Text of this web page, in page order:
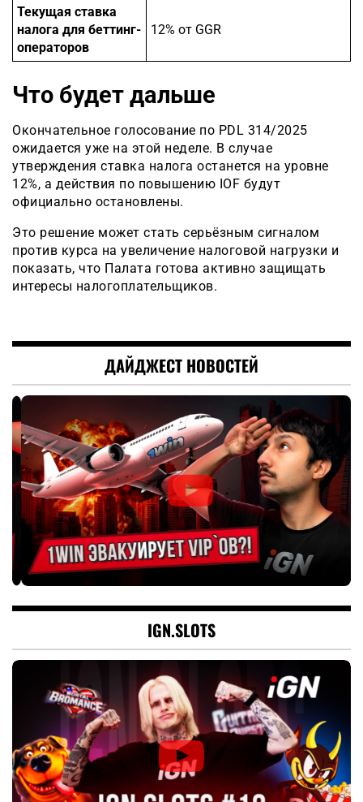
Текущая ставка
налога для беттинг-
операторов
12% от GGR
Что будет дальше
Окончательное голосование по PDL 314/2025
ожидается уже на этой неделе. В случае
утверждения ставка налога останется на уровне
12%, а действия по повышению IOF будут
официально остановлены.
Это решение может стать серьёзным сигналом
против курса на увеличение налоговой нагрузки и
показать, что Палата готова активно защищать
интересы налогоплательщиков.
ДАЙДЖЕСТ НОВОСТЕЙ
IGN.SLOTS